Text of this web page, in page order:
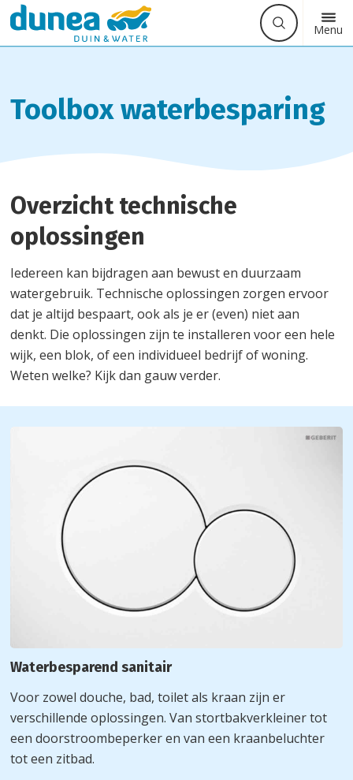
Button
label
Menu
Waarmee
kunnen
helpen?
Toolbox waterbesparing
Overzicht technische
oplossingen
Iedereen kan bijdragen aan bewust en duurzaam
watergebruik. Technische oplossingen zorgen ervoor
dat je altijd bespaart, ook als je er (even) niet aan
denkt. Die oplossingen zijn te installeren voor een hele
wijk, een blok, of een individueel bedrijf of woning.
Weten welke? Kijk dan gauw verder.
Waterbesparend sanitair
Voor zowel douche, bad, toilet als kraan zijn er
verschillende oplossingen. Van stortbakverkleiner tot
een doorstroombeperker en van een kraanbeluchter
tot een zitbad.